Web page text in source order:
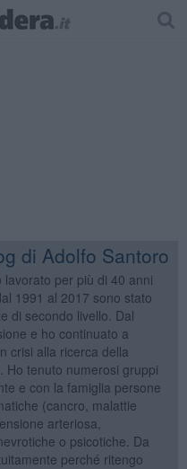
di Adolfo Santoro
lavorato per più di 40 anni
1991 al 2017 sono stato
di secondo livello. Dal
e ho continuato a
crisi alla ricerca della
Ho tenuto numerosi gruppi
e con la famiglia persone
(cancro, malattie
arteriosa,
o psicotiche. Da
perché ritengo